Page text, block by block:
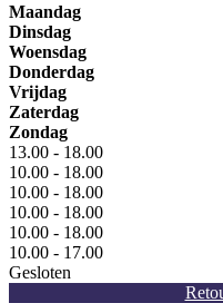
Maandag
Dinsdag
Woensdag
Donderdag
Vrijdag
Zaterdag
Zondag
13.00 - 18.00
10.00 - 18.00
10.00 - 18.00
10.00 - 18.00
10.00 - 18.00
10.00 - 17.00
Gesloten